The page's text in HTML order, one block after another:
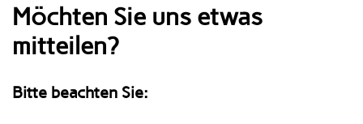
Möchten Sie uns etwas
mitteilen?
Bitte beachten Sie: